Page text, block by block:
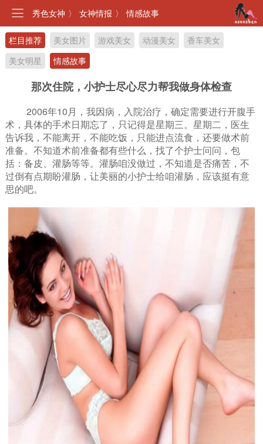
秀色女神 〉 女神情报 〉 情感故事
栏目推荐 美女图片 游戏美女 动漫美女
香车美女
美女明星
情感故事
那次住院，小护士尽心尽力帮我做身体检查
2006年10月，我因病，入院治疗，确定需要进行开腹手
术，具体的手术日期忘了，只记得是星期三。星期二，医生
告诉我，不能离开，不能吃饭，只能进点流食，还要做术前
准备。不知道术前准备都有些什么，找了个护士问问，包
括：备皮、灌肠等等。灌肠咱没做过，不知道是否痛苦，不
过倒有点期盼灌肠，让美丽的小护士给咱灌肠，应该挺有意
思的吧。